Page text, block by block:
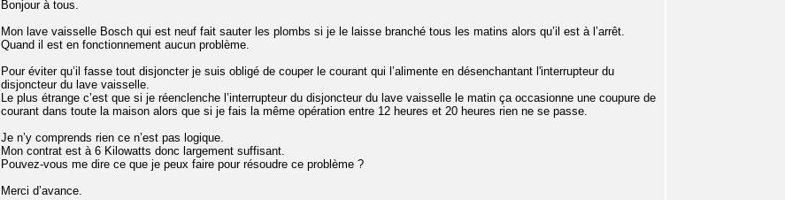
Bonjour à tous.
Mon lave vaisselle Bosch qui est neuf fait sauter les plombs si je le laisse branché tous les matins alors qu’il est à l’arrêt.
Quand il est en fonctionnement aucun problème.
Pour éviter qu’il fasse tout disjoncter je suis obligé de couper le courant qui l’alimente en désenchantant l'interrupteur du
disjoncteur du lave vaisselle.
Le plus étrange c’est que si je réenclenche l’interrupteur du disjoncteur du lave vaisselle le matin ça occasionne une coupure de
courant dans toute la maison alors que si je fais la même opération entre 12 heures et 20 heures rien ne se passe.
Je n’y comprends rien ce n’est pas logique.
Mon contrat est à 6 Kilowatts donc largement suffisant.
Pouvez-vous me dire ce que je peux faire pour résoudre ce problème ?
Merci d’avance.